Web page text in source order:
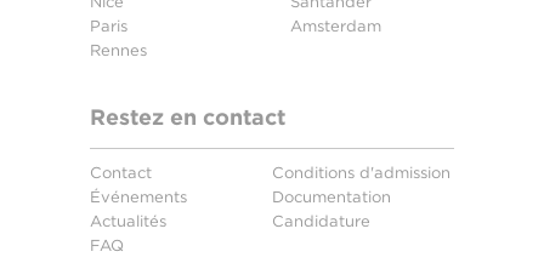
Paris
Rennes
Amsterdam
Restez en contact
Contact
Événements
Actualités
FAQ
Conditions d'admission
Documentation
Candidature